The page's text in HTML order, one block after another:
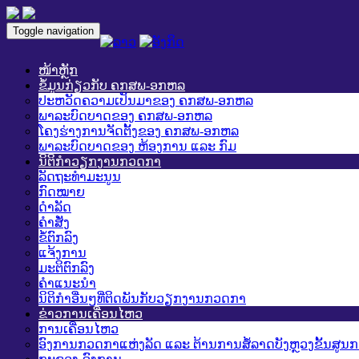
Toggle navigation
ໜ້າຫຼັກ
ຂໍ້ມູນກ່ຽວກັບ ຄກສພ-ອກຫລ
ປະຫວັດຄວາມເປັນມາຂອງ ຄກສພ-ອກຫລ
ພາລະບົດບາດຂອງ ຄກສພ-ອກຫລ
ໂຄງຮ່າງການຈັດຕັ້ງຂອງ ຄກສພ-ອກຫລ
ພາລະບົດບາດຂອງ ຫ້ອງການ ແລະ ກົມ
ນິຕິກໍາວຽກງານກວດກາ
ລັດຖະທໍາມະນູນ
ກົດໝາຍ
ດໍາລັດ
ຄໍາສັ່ງ
ຂໍ້ຕົກລົງ
ແຈ້ງການ
ມະຕິຕົກລົງ
ຄໍາແນະນໍາ
ນິຕິກໍາອື່ນໆທີ່ຕິດພັນກັບວຽກງານກວດກາ
ຂ່າວການເຄື່ອນໄຫວ
ການເຄື່ອນໄຫວ
ອົງການກວດກາແຫ່ງລັດ ແລະ ຕ້ານການສໍ້ລາດບັງຫຼວງຂັ້ນສູນກ